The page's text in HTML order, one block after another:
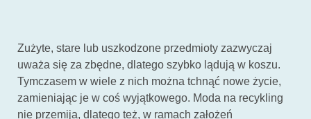
Zużyte, stare lub uszkodzone przedmioty zazwyczaj
uważa się za zbędne, dlatego szybko lądują w koszu.
Tymczasem w wiele z nich można tchnąć nowe życie,
zamieniając je w coś wyjątkowego. Moda na recykling
nie przemija, dlatego też, w ramach założeń